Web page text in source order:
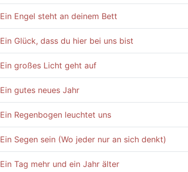
Ein Engel steht an deinem Bett
Ein Glück, dass du hier bei uns bist
Ein großes Licht geht auf
Ein gutes neues Jahr
Ein Regenbogen leuchtet uns
Ein Segen sein (Wo jeder nur an sich denkt)
Ein Tag mehr und ein Jahr älter